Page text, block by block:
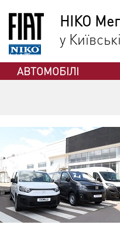
НІКО
у
АВТОМОБІЛІ
ФІАТ